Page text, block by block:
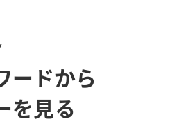
ードから
を見る